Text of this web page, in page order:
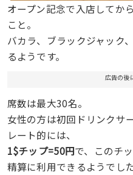
オープン記念で入店してか
こと。
バカラ、ブラックジャック
るようです。
広告の後
席数は最大30名。
女性の方は初回ドリンクサ
レート的には、
1$チップ=50円で、このチ
精算に利用できるようでした